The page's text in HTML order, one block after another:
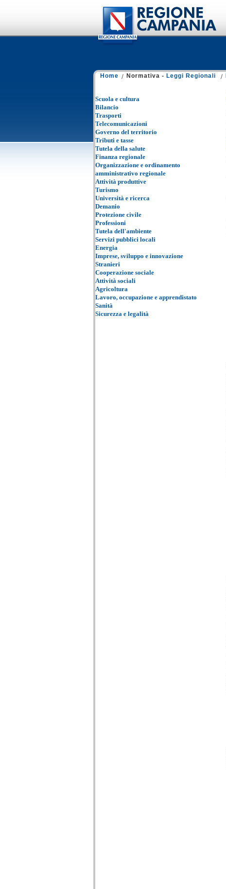
Home Normativa - Leggi Regionali
Scuola e cultura
Bilancio
Trasporti
Telecomunicazioni
Governo del territorio
Tributi e tasse
Tutela della salute
Finanza regionale
Organizzazione e ordinamento
amministrativo regionale
Attività produttive
Turismo
Università e ricerca
Demanio
Protezione civile
Professioni
Tutela dell'ambiente
Servizi pubblici locali
Energia
Imprese, sviluppo e innovazione
Stranieri
Cooperazione sociale
Attività sociali
Agricoltura
Lavoro, occupazione e apprendistato
Sanità
Sicurezza e legalità